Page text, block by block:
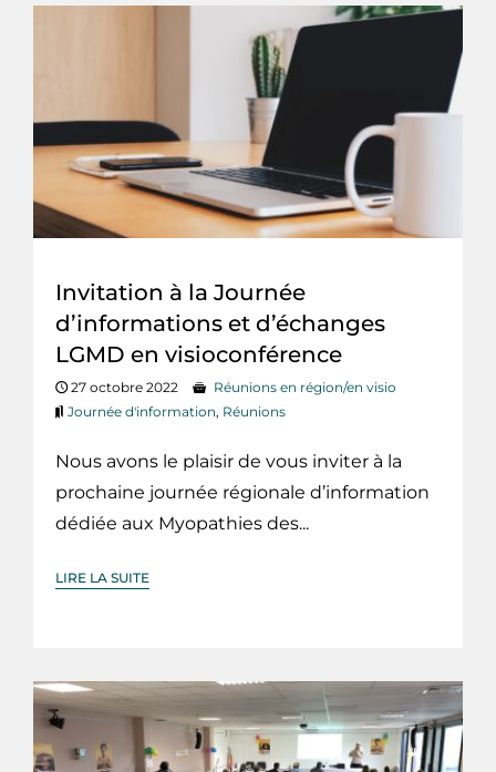
Invitation à la Journée
d’informations et d’échanges
LGMD en visioconférence
27 octobre 2022
Réunions en région/en visio
Journée d'information, Réunions
Nous avons le plaisir de vous inviter à la
prochaine journée régionale d’information
dédiée aux Myopathies des...
LIRE LA SUITE